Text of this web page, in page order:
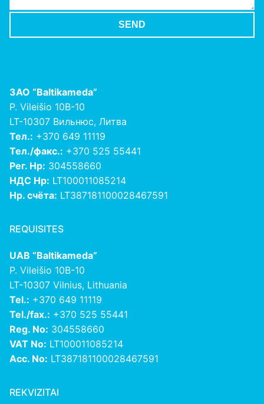
ЗАО “Baltikameda”
P. Vileišio 10B-10
LT-10307 Вильнюс, Литва
Тел.: +370 649 11119
Тел./факс.: +370 525 55441
Рег. Нр: 304558660
НДС Нр: LT100011085214
Нр. счёта: LT387181100028467591
REQUISITES
UAB “Baltikameda”
P. Vileišio 10B-10
LT-10307 Vilnius, Lithuania
Tel.: +370 649 11119
Tel./fax.: +370 525 55441
Reg. No: 304558660
VAT No: LT100011085214
Acc. No: LT387181100028467591
REKVIZITAI